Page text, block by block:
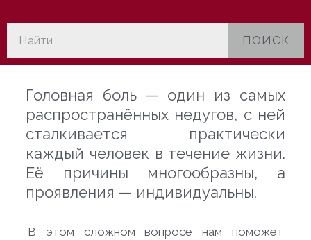
ПОИСК
Головная боль — один из самых
распространённых недугов, с ней
сталкивается практически
каждый человек в течение жизни.
Её причины многообразны, а
проявления — индивидуальны.
В этом сложном вопросе нам поможет